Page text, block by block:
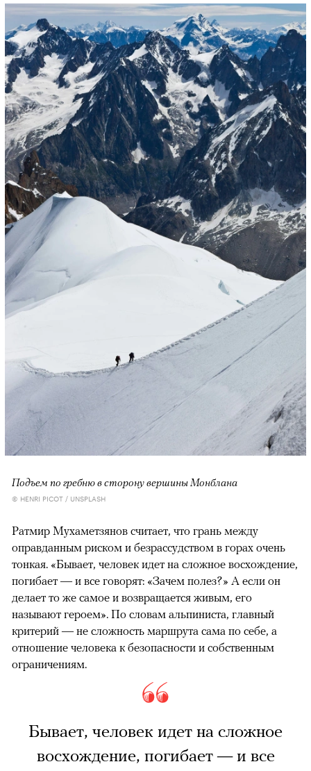
Подъем по гребню в сторону вершины Монблана
© HENRI PICOT / UNSPLASH
Ратмир Мухаметзянов считает, что грань между
оправданным риском и безрассудством в горах очень
тонкая. «Бывает, человек идет на сложное восхождение,
погибает — и все говорят: «Зачем полез?» А если он
делает то же самое и возвращается живым, его
называют героем». По словам альпиниста, главный
критерий — не сложность маршрута сама по себе, а
отношение человека к безопасности и собственным
ограничениям.
Бывает, человек идет на сложное
восхождение, погибает — и все